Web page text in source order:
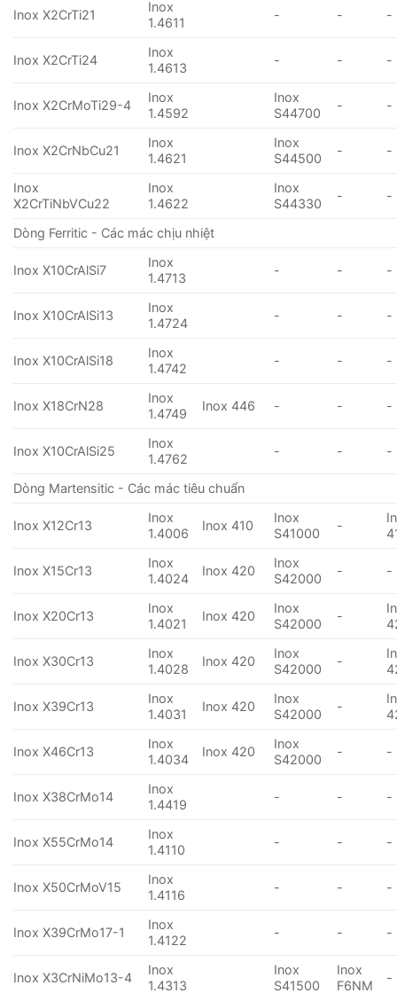
Inox X2CrTi21
Inox
1.4611
- - -
Inox X2CrTi24
Inox
1.4613
- - -
Inox X2CrMoTi29-4
Inox
1.4592
Inox
S44700
- -
Inox X2CrNbCu21
Inox
1.4621
Inox
S44500
- -
Inox
X2CrTiNbVCu22
Inox
1.4622
Inox
S44330
- -
Dòng Ferritic - Các mác chịu nhiệt
Inox X10CrAlSi7
Inox
1.4713
- - -
Inox X10CrAlSi13
Inox
1.4724
- - -
Inox X10CrAlSi18
Inox
1.4742
- - -
Inox X18CrN28
Inox
1.4749
Inox 446 - - -
Inox X10CrAlSi25
Inox
1.4762
- - -
Dòng Martensitic - Các mác tiêu chuẩn
Inox X12Cr13
Inox
1.4006
Inox 410
Inox
S41000
-
Inox X15Cr13
Inox
1.4024
Inox 420
Inox
S42000
- -
Inox X20Cr13
Inox
1.4021
Inox 420
Inox
S42000
-
Inox X30Cr13
Inox
1.4028
Inox 420
Inox
S42000
-
Inox X39Cr13
Inox
1.4031
Inox 420
Inox
S42000
-
Inox X46Cr13
Inox
1.4034
Inox 420
Inox
S42000
- -
Inox X38CrMo14
Inox
1.4419
- - -
Inox X55CrMo14
Inox
1.4110
- - -
Inox X50CrMoV15
Inox
1.4116
- - -
Inox X39CrMo17-1
Inox
1.4122
- - -
Inox X3CrNiMo13-4
Inox
1.4313
Inox
S41500
Inox
F6NM
-